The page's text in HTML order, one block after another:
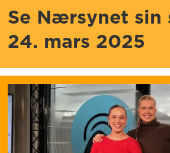
Se Nærsynet sin
24. mars 2025